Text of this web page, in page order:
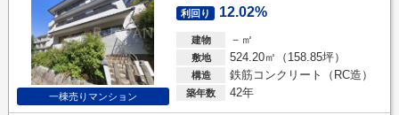
一棟売りマンション
利回り 12.02%
建物 －㎡
敷地 524.20㎡（158.85坪）
構造 鉄筋コンクリート（RC造）
築年数 42年